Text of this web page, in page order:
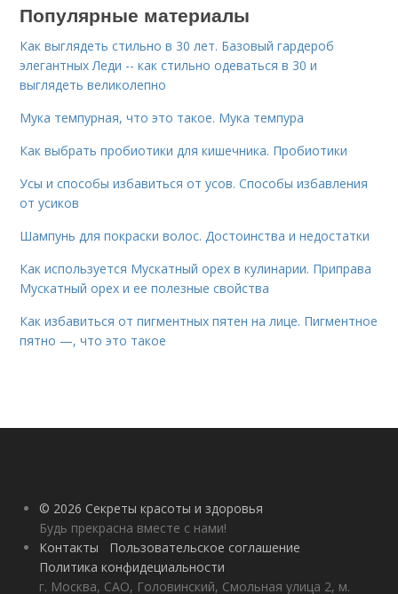
Популярные материалы
Как выглядеть стильно в 30 лет. Базовый гардероб
элегантных Леди -- как стильно одеваться в 30 и
выглядеть великолепно
Мука темпурная, что это такое. Мука темпура
Как выбрать пробиотики для кишечника. Пробиотики
Усы и способы избавиться от усов. Способы избавления
от усиков
Шампунь для покраски волос. Достоинства и недостатки
Как используется Мускатный орех в кулинарии. Приправа
Мускатный орех и ее полезные свойства
Как избавиться от пигментных пятен на лице. Пигментное
пятно —, что это такое
© 2026 Секреты красоты и здоровья
Будь прекрасна вместе с нами!
Контакты
Пользовательское соглашение
Политика конфидециальности
г. Москва, САО, Головинский, Смольная улица 2, м.